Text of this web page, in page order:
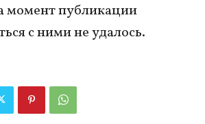
публикации
с ними не удалось.